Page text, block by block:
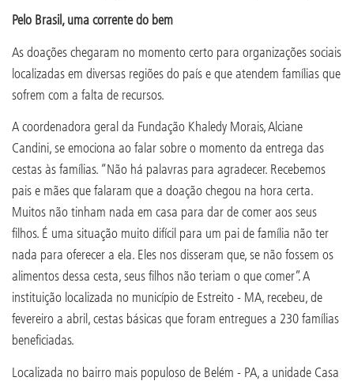
Pelo Brasil, uma corrente do bem
As doações chegaram no momento certo para organizações sociais
localizadas em diversas regiões do país e que atendem famílias que
sofrem com a falta de recursos.
A coordenadora geral da Fundação Khaledy Morais, Alciane
Candini, se emociona ao falar sobre o momento da entrega das
cestas às famílias. “Não há palavras para agradecer. Recebemos
pais e mães que falaram que a doação chegou na hora certa.
Muitos não tinham nada em casa para dar de comer aos seus
filhos. É uma situação muito difícil para um pai de família não ter
nada para oferecer a ela. Eles nos disseram que, se não fossem os
alimentos dessa cesta, seus filhos não teriam o que comer”. A
instituição localizada no município de Estreito - MA, recebeu, de
fevereiro a abril, cestas básicas que foram entregues a 230 famílias
beneficiadas.
Localizada no bairro mais populoso de Belém - PA, a unidade Casa